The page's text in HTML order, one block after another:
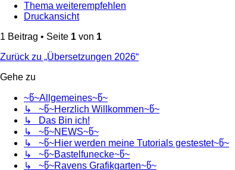
Thema weiterempfehlen
Druckansicht
1 Beitrag • Seite 1 von 1
Zurück zu „Übersetzungen 2026“
Gehe zu
~წ~Allgemeines~წ~
↳ ~წ~Herzlich Willkommen~წ~
↳ Das Bin ich!
↳ ~წ~NEWS~წ~
↳ ~წ~Hier werden meine Tutorials gestestet~წ~
↳ ~წ~Bastelfunecke~წ~
↳ ~წ~Ravens Grafikgarten~წ~